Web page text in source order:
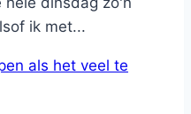
ik met...
als het veel te